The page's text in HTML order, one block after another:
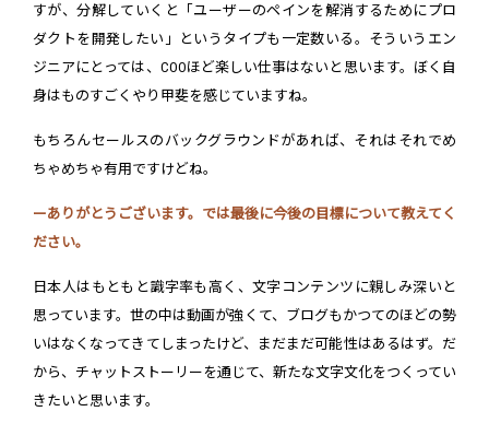
すが、分解していくと「ユーザーのペインを解消するためにプロ
ダクトを開発したい」というタイプも一定数いる。そういうエン
ジニアにとっては、COOほど楽しい仕事はないと思います。ぼく自
身はものすごくやり甲斐を感じていますね。
もちろんセールスのバックグラウンドがあれば、それはそれでめ
ちゃめちゃ有用ですけどね。
ーありがとうございます。では最後に今後の目標について教えてく
ださい。
日本人はもともと識字率も高く、文字コンテンツに親しみ深いと
思っています。世の中は動画が強くて、ブログもかつてのほどの勢
いはなくなってきてしまったけど、まだまだ可能性はあるはず。だ
から、チャットストーリーを通じて、新たな文字文化をつくってい
きたいと思います。